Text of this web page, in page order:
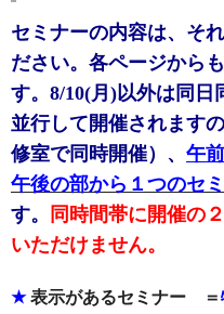
セミナーの内容は、そ
ださい。各ページから
す。8/10(月)以外は同
並行して開催されます
修室で同時開催）、 午
午後の部から１つのセ
す。
同時間帯に開催の
いただけません。
★表示があるセミナー ＝